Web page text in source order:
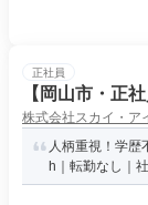
正社員
【岡山市・正
株式会社スカイ・ア
人柄重視！学
h｜転勤なし｜